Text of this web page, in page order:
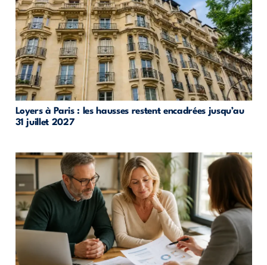
Loyers à Paris : les hausses restent encadrées jusqu’au
31 juillet 2027